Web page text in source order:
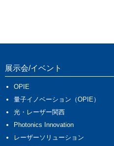
展示会/イベント
OPIE
量子イノベーション（OPIE）
光・レーザー関西
Photonics Innovation
レーザーソリューション